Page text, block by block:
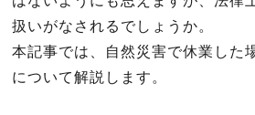
扱いがなされるでしょうか。
本記事では、自然災害で休業した
について解説します。